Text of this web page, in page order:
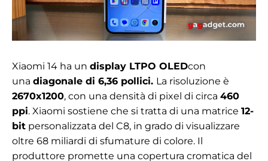
Xiaomi 14 ha un display LTPO OLEDcon
una diagonale di 6,36 pollici. La risoluzione è
2670x1200, con una densità di pixel di circa 460
ppi. Xiaomi sostiene che si tratta di una matrice 12-
bit personalizzata del C8, in grado di visualizzare
oltre 68 miliardi di sfumature di colore. Il
produttore promette una copertura cromatica del